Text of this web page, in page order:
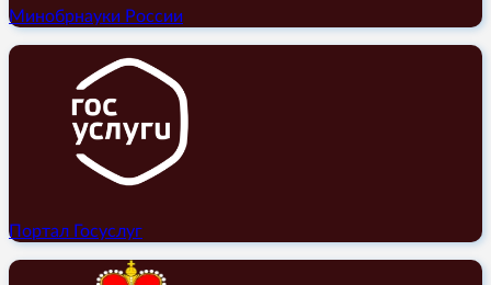
Минобрнауки России
Портал Госуслуг